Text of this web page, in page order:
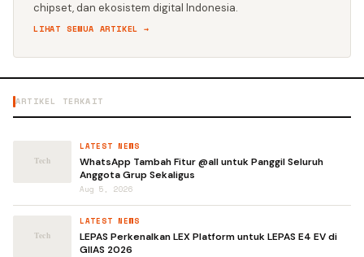
chipset, dan ekosistem digital Indonesia.
LIHAT SEMUA ARTIKEL →
ARTIKEL TERKAIT
LATEST NEWS
WhatsApp Tambah Fitur @all untuk Panggil Seluruh
Anggota Grup Sekaligus
Aug 5, 2026
LATEST NEWS
LEPAS Perkenalkan LEX Platform untuk LEPAS E4 EV di
GIIAS 2026